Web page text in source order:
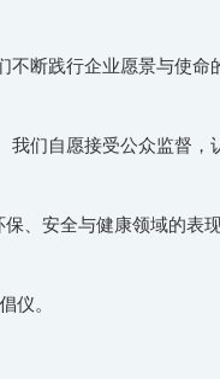
践行企业愿景与使命
自愿接受公众监督，
安全与健康领域的表现
仪。